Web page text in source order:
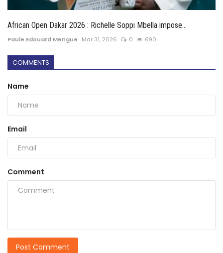
African Open Dakar 2026 : Richelle Soppi Mbella impose...
Paule Edouard Mengue Mar 31, 2026 0 690
COMMENTS
Name
Email
Comment
Post Comment